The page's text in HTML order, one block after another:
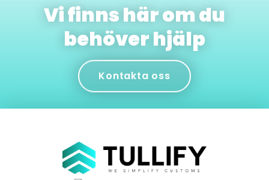
Vi finns här om du
behöver hjälp
Kontakta oss